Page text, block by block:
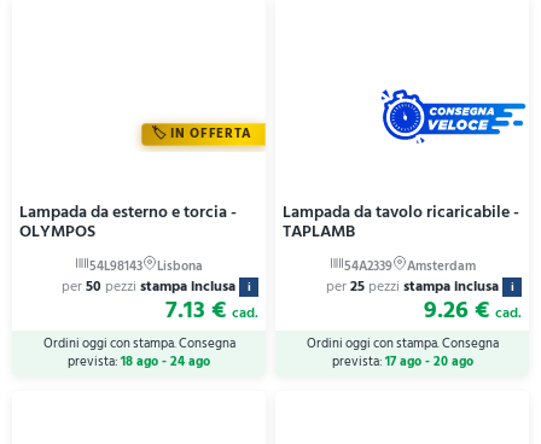
IN OFFERTA
Lampada da esterno e torcia -
OLYMPOS
per50 pezzi stampa inclusa i
7.13 € cad.
Ordini oggi con stampa. Consegna
prevista:18 ago - 24 ago
Lampada da tavolo ricaricabile -
TAPLAMB
per25 pezzi stampa inclusa i
9.26 € cad.
Ordini oggi con stampa. Consegna
prevista:17 ago - 20 ago